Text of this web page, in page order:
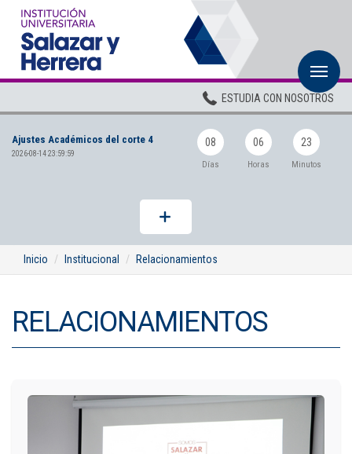
ESTUDIA CON NOSOTROS
Ajustes Académicos del corte 4
2026-08-14 23:59:59
08
Días
06
Horas
23
Minutos
Inicio Institucional Relacionamientos
RELACIONAMIENTOS
Pregrados
Planta Docente
ADMISIONES
BIENESTAR
Centros
BIBLIOTECA